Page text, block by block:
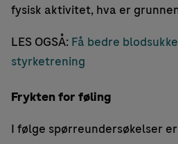
fysisk aktivitet, hva er
LES OGSÅ: Få bedre
styrketrening
Frykten for føling
I følge spørreundersøkelser